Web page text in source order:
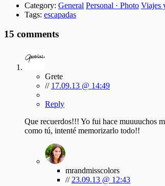
Category: General Personal · Photo Viajes
Tags: escapadas
15 comments
Grete
// 17.09.13 @ 14:49
Reply
Que recuerdos!!! Yo fui hace muuuuchos
como tú, intenté memorizarlo todo!!
mrandmisscolors
// 23.09.13 @ 12:43